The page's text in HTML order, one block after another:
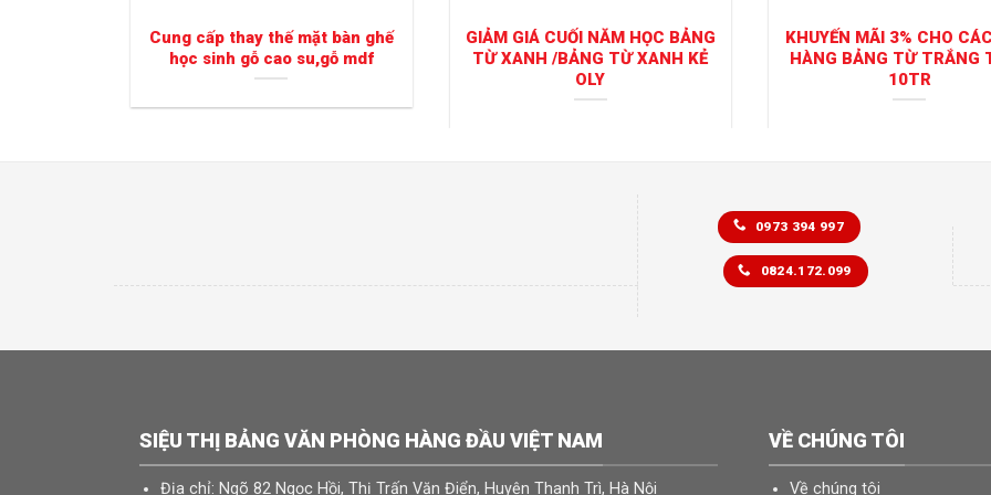
Cung cấp thay thế mặt bàn ghế
học sinh gỗ cao su,gỗ mdf
GIẢM GIÁ CUỐI NĂM HỌC BẢNG
TỪ XANH /BẢNG TỪ XANH KẺ
OLY
KHUYẾN MÃI 3% CHO
HÀNG BẢNG TỪ TRẮNG
10TR
0973 394 997
0824.172.099
SIỆU THỊ BẢNG VĂN PHÒNG HÀNG ĐẦU VIỆT NAM
Địa chỉ: Ngõ 82 Ngọc Hồi, Thị Trấn Văn Điển, Huyện Thanh Trì, Hà Nội
VỀ CHÚNG TÔI
Về chúng tôi